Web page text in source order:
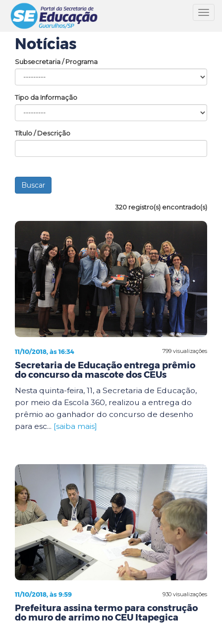
Notícias
Subsecretaria / Programa
Tipo da Informação
Título / Descrição
320 registro(s) encontrado(s)
799 visualizações
11/10/2018, às 16:34
Secretaria de Educação entrega prêmio
do concurso da mascote dos CEUs
Nesta quinta-feira, 11, a Secretaria de Educação,
por meio da Escola 360, realizou a entrega do
prêmio ao ganhador do concurso de desenho
para esc... [saiba mais]
930 visualizações
11/10/2018, às 9:59
Prefeitura assina termo para construção
do muro de arrimo no CEU Itapegica